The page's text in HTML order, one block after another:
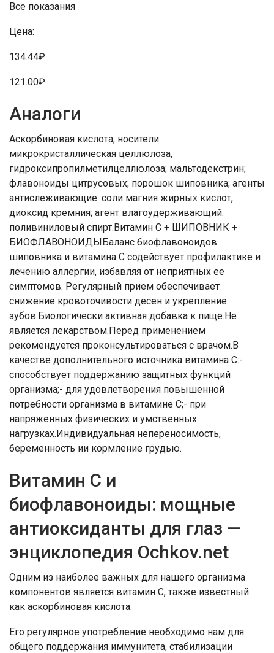
Все показания
Цена:
134.44₽
121.00₽
Аналоги
Аскорбиновая кислота; носители:
микрокристаллическая целлюлоза,
гидроксипропилметилцеллюлоза; мальтодекстрин;
флавоноиды цитрусовых; порошок шиповника; агенты
антислеживающие: соли магния жирных кислот,
диоксид кремния; агент влагоудерживающий:
поливиниловый спирт.Витамин С + ШИПОВНИК +
БИОФЛАВОНОИДЫБаланс биофлавоноидов
шиповника и витамина С содействует профилактике и
лечению аллергии, избавляя от неприятных ее
симптомов. Регулярный прием обеспечивает
снижение кровоточивости десен и укрепление
зубов.Биологически активная добавка к пище.Не
является лекарством.Перед применением
рекомендуется проконсультироваться с врачом.В
качестве дополнительного источника витамина С:-
способствует поддержанию защитных функций
организма;- для удовлетворения повышенной
потребности организма в витамине С;- при
напряженных физических и умственных
нагрузках.Индивидуальная непереносимость,
беременность ии кормление грудью.
Витамин С и
биофлавоноиды: мощные
антиоксиданты для глаз —
энциклопедия Ochkov.net
Одним из наиболее важных для нашего организма
компонентов является витамин С, также известный
как аскорбиновая кислота.
Его регулярное употребление необходимо нам для
общего поддержания иммунитета, стабилизации